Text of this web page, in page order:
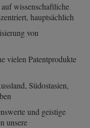
wissenschaftliche
hauptsächlich
von
vielen Patentprodukte
Südostasien,
und geistige
unsere